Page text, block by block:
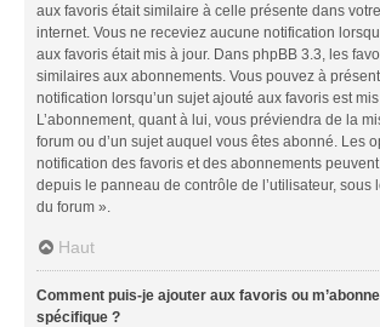
aux favoris était similaire à celle présente dans
internet. Vous ne receviez aucune notification
aux favoris était mis à jour. Dans phpBB 3.3, les
similaires aux abonnements. Vous pouvez à
notification lorsqu’un sujet ajouté aux favoris est
L’abonnement, quant à lui, vous préviendra de la
forum ou d’un sujet auquel vous êtes abonné. Les
notification des favoris et des abonnements
depuis le panneau de contrôle de l’utilisateur, sous
du forum ».
Haut
Comment puis-je ajouter aux favoris ou
spécifique ?